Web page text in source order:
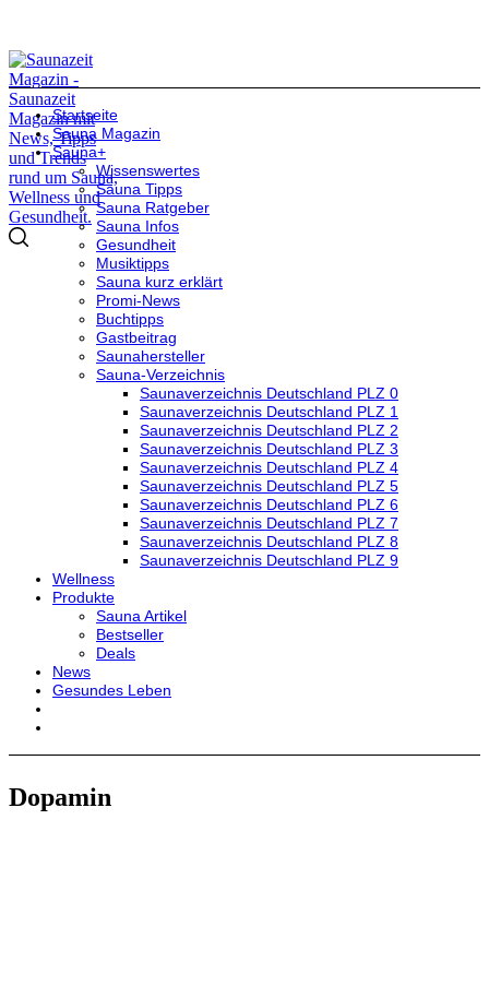
Startseite
Sauna Magazin
Sauna+
Wissenswertes
Sauna Tipps
Sauna Ratgeber
Sauna Infos
Gesundheit
Musiktipps
Sauna kurz erklärt
Promi-News
Buchtipps
Gastbeitrag
Saunahersteller
Sauna-Verzeichnis
Saunaverzeichnis Deutschland PLZ 0
Saunaverzeichnis Deutschland PLZ 1
Saunaverzeichnis Deutschland PLZ 2
Saunaverzeichnis Deutschland PLZ 3
Saunaverzeichnis Deutschland PLZ 4
Saunaverzeichnis Deutschland PLZ 5
Saunaverzeichnis Deutschland PLZ 6
Saunaverzeichnis Deutschland PLZ 7
Saunaverzeichnis Deutschland PLZ 8
Saunaverzeichnis Deutschland PLZ 9
Wellness
Produkte
Sauna Artikel
Bestseller
Deals
News
Gesundes Leben
Dopamin